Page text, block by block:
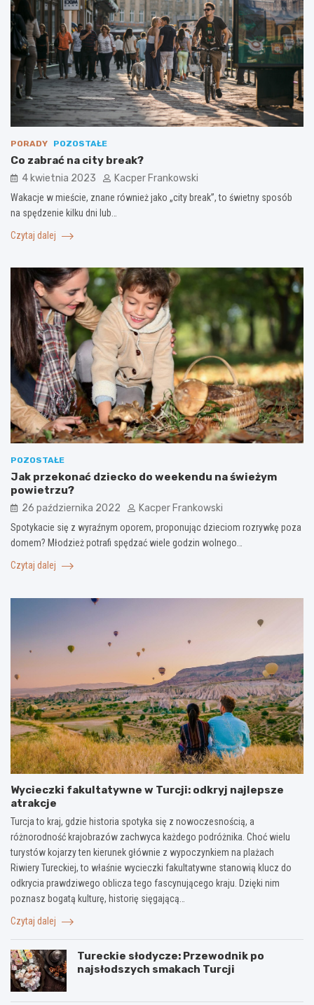
PORADY POZOSTAŁE
Co zabrać na city break?
4 kwietnia 2023 Kacper Frankowski
Wakacje w mieście, znane również jako „city break”, to świetny sposób
na spędzenie kilku dni lub…
Czytaj dalej
POZOSTAŁE
Jak przekonać dziecko do weekendu na świeżym
powietrzu?
26 października 2022 Kacper Frankowski
Spotykacie się z wyraźnym oporem, proponując dzieciom rozrywkę poza
domem? Młodzież potrafi spędzać wiele godzin wolnego…
Czytaj dalej
Wycieczki fakultatywne w Turcji: odkryj najlepsze
atrakcje
Turcja to kraj, gdzie historia spotyka się z nowoczesnością, a
różnorodność krajobrazów zachwyca każdego podróżnika. Choć wielu
turystów kojarzy ten kierunek głównie z wypoczynkiem na plażach
Riwiery Tureckiej, to właśnie wycieczki fakultatywne stanowią klucz do
odkrycia prawdziwego oblicza tego fascynującego kraju. Dzięki nim
poznasz bogatą kulturę, historię sięgającą…
Czytaj dalej
Tureckie słodycze: Przewodnik po
najsłodszych smakach Turcji